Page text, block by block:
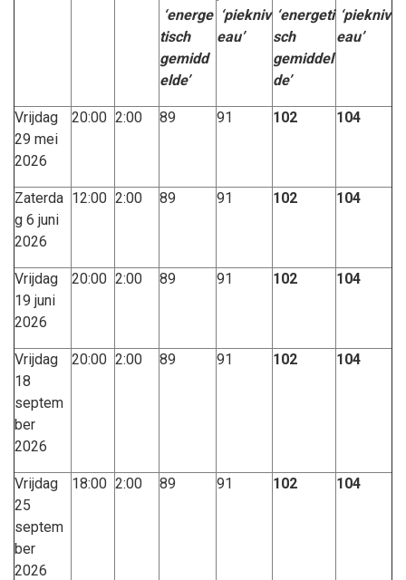
‘energe
tisch
gemidd
elde’
‘piekniv
eau’
‘energeti
sch
gemiddel
de’
‘piekniv
eau’
Vrijdag
29 mei
2026
20:00 2:00 89 91 102 104
Zaterda
g 6 juni
2026
12:00 2:00 89 91 102 104
Vrijdag
19 juni
2026
20:00 2:00 89 91 102 104
Vrijdag
18
septem
ber
2026
20:00 2:00 89 91 102 104
Vrijdag
25
septem
ber
2026
18:00 2:00 89 91 102 104